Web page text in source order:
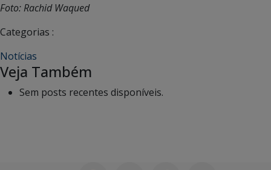
Foto: Rachid Waqued
Categorias :
Notícias
Veja Também
Sem posts recentes disponíveis.